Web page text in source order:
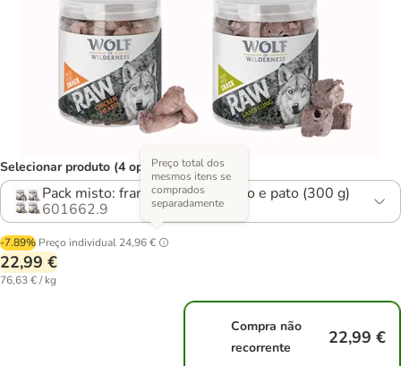
Selecionar produto (4 opções)
Pack misto: frango, vaca, cordeiro e pato (300 g)
601662.9
-7.89% Preço individual 24,96 €
Preço total dos
mesmos itens se
comprados
separadamente
22,99 €
76,63 € / kg
Compra não
recorrente
22,99 €